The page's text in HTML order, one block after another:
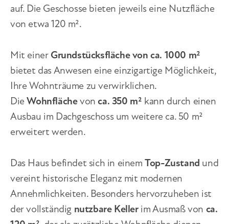
auf. Die Geschosse bieten jeweils eine Nutzfläche
von etwa 120 m².
Mit einer Grundstücksfläche von ca. 1000 m²
bietet das Anwesen eine einzigartige Möglichkeit,
Ihre Wohnträume zu verwirklichen.
DieWohnflächevonca. 350 m² kann durch einen
Ausbau im Dachgeschoss um weitere ca. 50 m²
erweitert werden.
Das Haus befindet sich in einemTop-Zustand und
vereint historische Eleganz mit modernen
Annehmlichkeiten. Besonders hervorzuheben ist
der vollständig nutzbare Keller im Ausmaß von ca.